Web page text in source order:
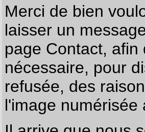
Merci de bien
laisser un
page Contact, afin
nécessaire, pour
refusée, des
l'image numérisée